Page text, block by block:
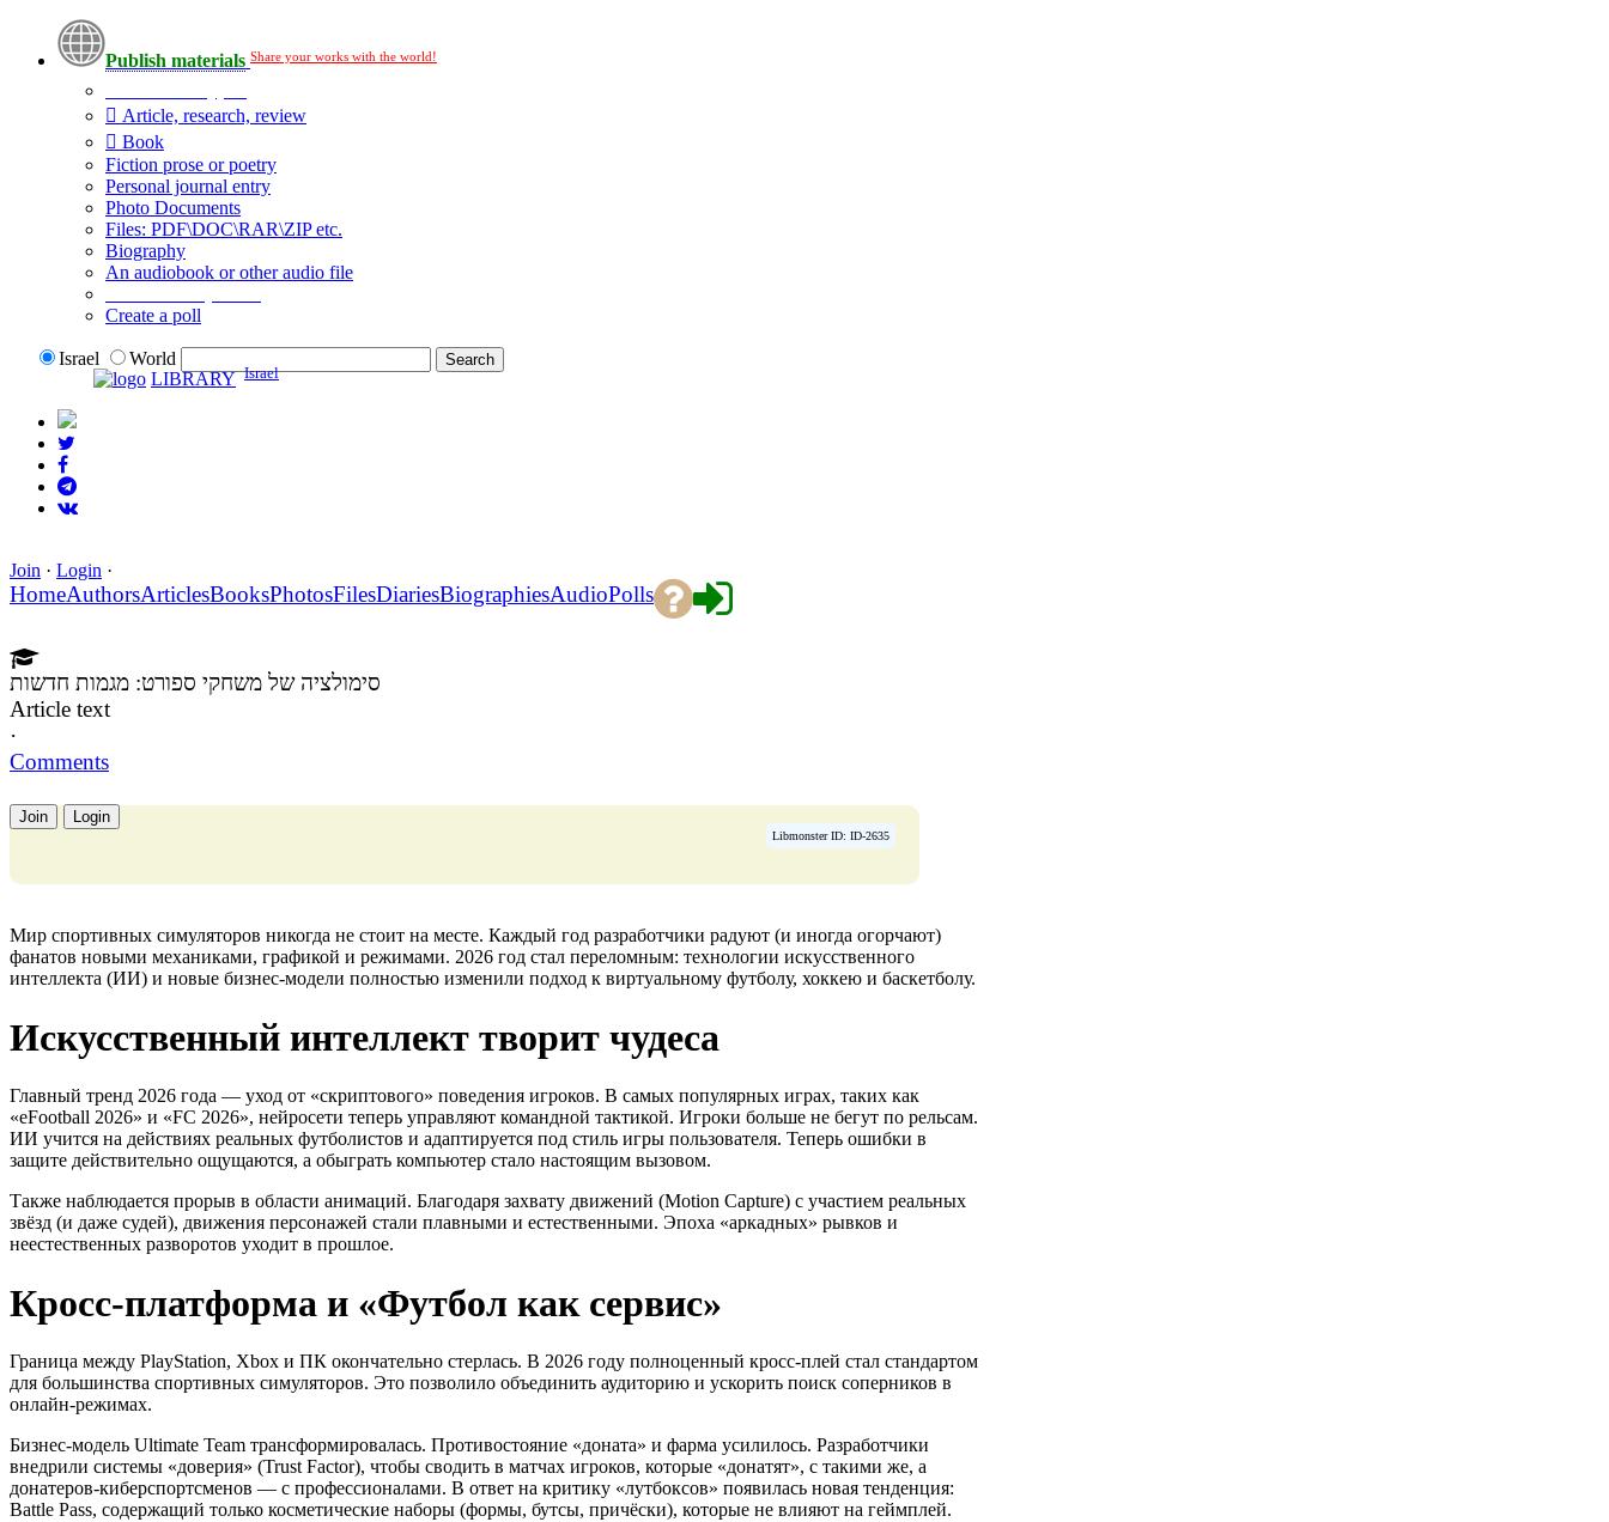
Publish materials Share your works with the world!
Article, research, review
Book
Fiction prose or poetry
Personal journal entry
Photo Documents
Files: PDF\DOC\RAR\ZIP etc.
Biography
An audiobook or other audio file
Create a poll
Israel
World
LIBRARY Israel
Join · Login ·
HomeAuthorsArticlesBooksPhotosFilesDiariesBiographiesAudioPolls
סימולציה של משחקי ספורט: מגמות חדשות
Article text
·
Comments
Join Login
Libmonster ID: ID-2635
Мир спортивных симуляторов никогда не стоит на месте. Каждый год разработчики радуют (и иногда огорчают)
фанатов новыми механиками, графикой и режимами. 2026 год стал переломным: технологии искусственного
интеллекта (ИИ) и новые бизнес-модели полностью изменили подход к виртуальному футболу, хоккею и баскетболу.
Искусственный интеллект творит чудеса
Главный тренд 2026 года — уход от «скриптового» поведения игроков. В самых популярных играх, таких как
«eFootball 2026» и «FC 2026», нейросети теперь управляют командной тактикой. Игроки больше не бегут по рельсам.
ИИ учится на действиях реальных футболистов и адаптируется под стиль игры пользователя. Теперь ошибки в
защите действительно ощущаются, а обыграть компьютер стало настоящим вызовом.
Также наблюдается прорыв в области анимаций. Благодаря захвату движений (Motion Capture) с участием реальных
звёзд (и даже судей), движения персонажей стали плавными и естественными. Эпоха «аркадных» рывков и
неестественных разворотов уходит в прошлое.
Кросс-платформа и «Футбол как сервис»
Граница между PlayStation, Xbox и ПК окончательно стерлась. В 2026 году полноценный кросс-плей стал стандартом
для большинства спортивных симуляторов. Это позволило объединить аудиторию и ускорить поиск соперников в
онлайн-режимах.
Бизнес-модель Ultimate Team трансформировалась. Противостояние «доната» и фарма усилилось. Разработчики
внедрили системы «доверия» (Trust Factor), чтобы сводить в матчах игроков, которые «донатят», с такими же, а
донатеров-киберспортсменов — с профессионалами. В ответ на критику «лутбоксов» появилась новая тенденция:
Battle Pass, содержащий только косметические наборы (формы, бутсы, причёски), которые не влияют на геймплей.